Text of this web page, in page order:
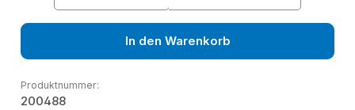
In den Warenkorb
Produktnummer:
200488